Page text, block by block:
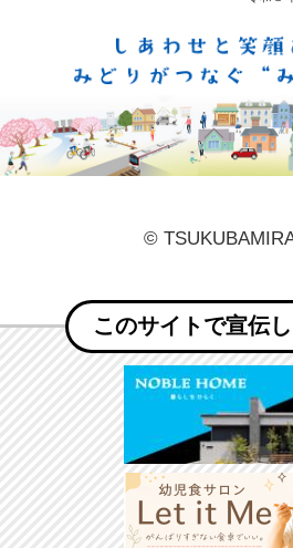
©
このサイトで宣伝